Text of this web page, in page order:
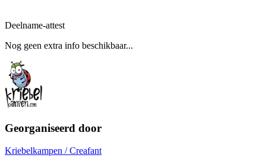
Deelname-attest
Nog geen extra info beschikbaar...
Georganiseerd door
Kriebelkampen / Creafant